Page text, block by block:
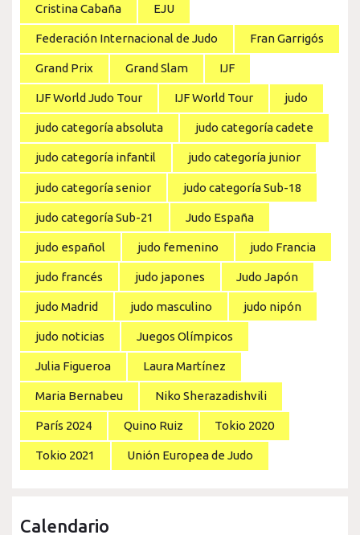
Cristina Cabaña EJU
Federación Internacional de Judo Fran Garrigós
Grand Prix Grand Slam IJF
IJF World Judo Tour IJF World Tour judo
judo categoría absoluta judo categoría cadete
judo categoría infantil judo categoría junior
judo categoría senior judo categoría Sub-18
judo categoría Sub-21 Judo España
judo español judo femenino judo Francia
judo francés judo japones Judo Japón
judo Madrid judo masculino judo nipón
judo noticias Juegos Olímpicos
Julia Figueroa Laura Martínez
Maria Bernabeu Niko Sherazadishvili
París 2024 Quino Ruiz Tokio 2020
Tokio 2021 Unión Europea de Judo
Calendario